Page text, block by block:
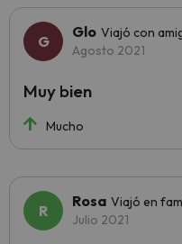
Glo Viajó con
Agosto 2021
Mucho
Muy bien
Rosa Viajó en
Julio 2021